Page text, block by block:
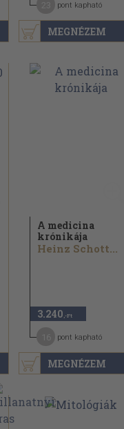
MEGNÉZEM
pont kapható
MEGNÉZEM
A medicina
krónikája
Heinz Schott...
3.240 ,-Ft
pont kapható